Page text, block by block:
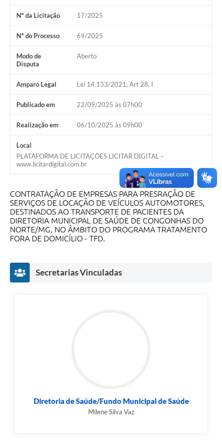
Nº da Licitação 17/2025
Nº do Processo 69/2025
Modo de
Disputa
Aberto
Amparo Legal Lei 14.133/2021, Art 28, I
Publicado em 22/09/2025 às 07h00
Realização em 06/10/2025 às 09h00
Local
PLATAFORMA DE LICITAÇÕES LICITAR DIGITAL –
www.licitardigital.com.br
CONTRATAÇÃO DE EMPRESAS PARA PRESRAÇÃO DE
SERVIÇOS DE LOCAÇÃO DE VEÍCULOS AUTOMOTORES,
DESTINADOS AO TRANSPORTE DE PACIENTES DA
DIRETORIA MUNICIPAL DE SAÚDE DE CONGONHAS DO
NORTE/MG, NO ÂMBITO DO PROGRAMA TRATAMENTO
FORA DE DOMICÍLIO - TFD.
Secretarias Vinculadas
Diretoria de Saúde/Fundo Municipal de Saúde
Milene Silva Vaz